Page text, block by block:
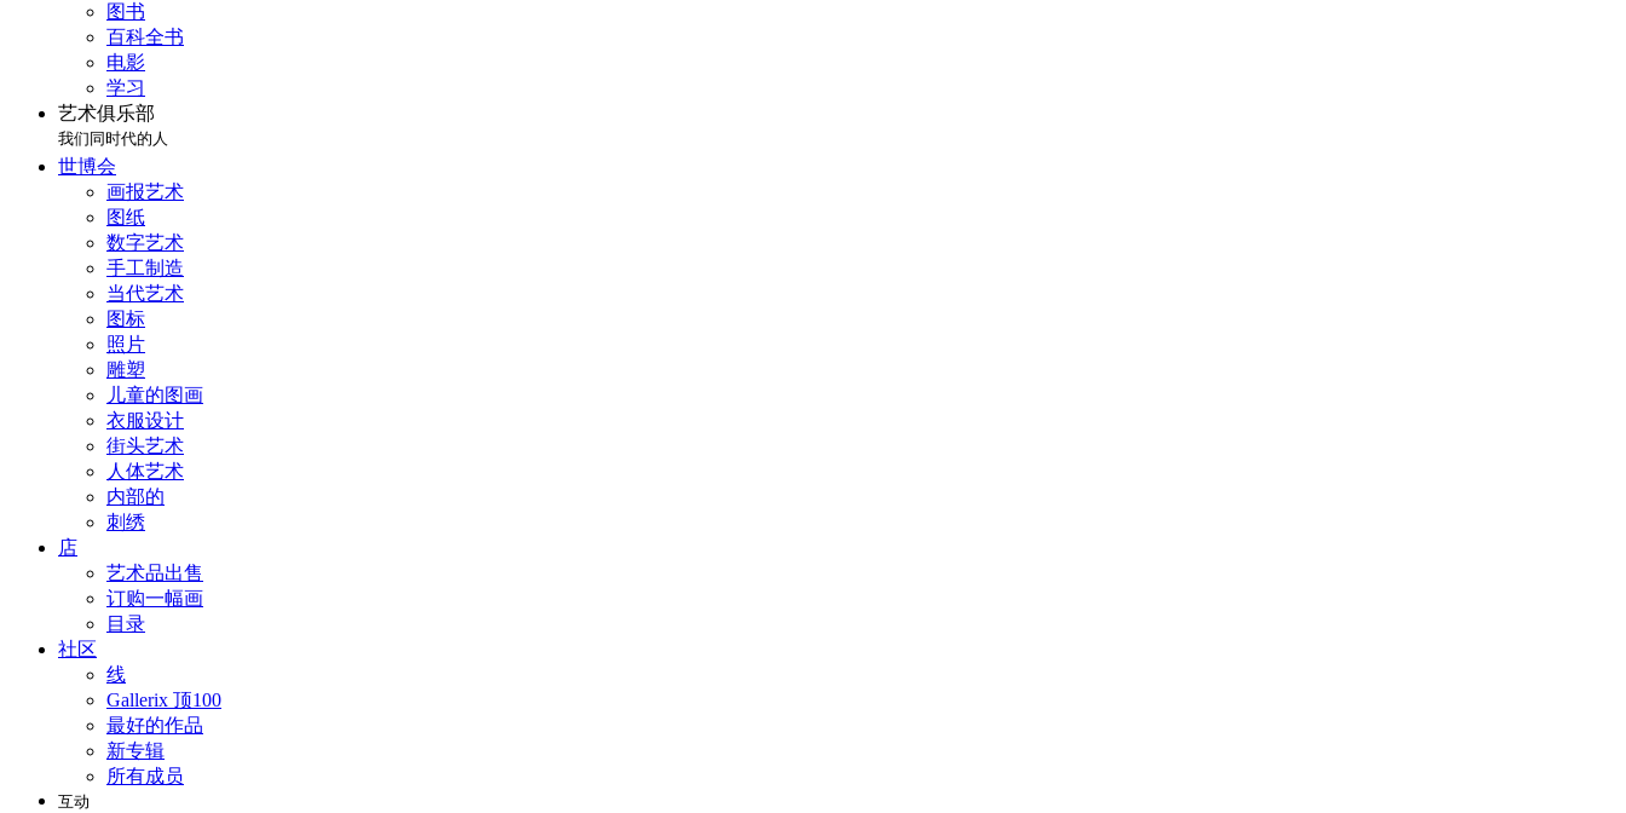
图书
百科全书
电影
学习
艺术俱乐部
我们同时代的人
世博会
画报艺术
图纸
数字艺术
手工制造
当代艺术
图标
照片
雕塑
儿童的图画
衣服设计
街头艺术
人体艺术
内部的
刺绣
店
艺术品出售
订购一幅画
目录
社区
线
Gallerix 顶100
最好的作品
新专辑
所有成员
互动